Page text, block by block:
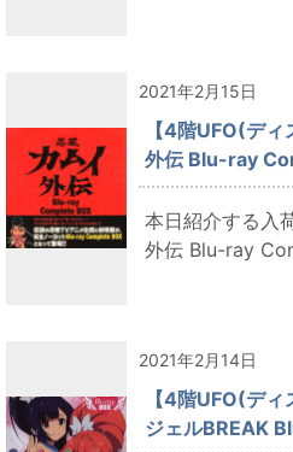
2021年2月15日
【4階UFO(デ
外伝 Blu-ray
本日紹介する入
外伝 Blu-ray
2021年2月14日
【4階UFO(デ
ジェルBREAK